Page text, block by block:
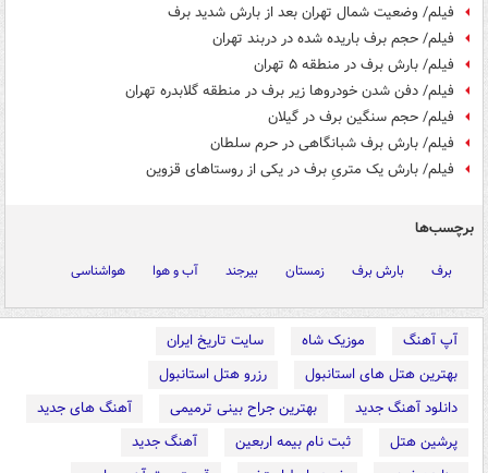
فیلم/ وضعیت شمال تهران بعد از بارش شدید برف
فیلم/ حجم برف باریده شده در دربند تهران
فیلم/ بارش برف در منطقه ۵ تهران
فیلم/ دفن شدن خودروها زیر برف در منطقه گلابدره تهران
فیلم/ حجم سنگین برف در گیلان
فیلم/ بارش برف شبانگاهی در حرم سلطان
فیلم/ بارش یک متریِ برف در یکی از روستاهای قزوین
برچسب‌ها
برف بارش برف زمستان بیرجند آب و هوا هواشناسی
آپ آهنگ موزیک شاه
سایت تاریخ ایران
بهترین هتل های استانبول
رزرو هتل استانبول
دانلود آهنگ جدید
بهترین جراح بینی ترمیمی
آهنگ های جدید
پرشین هتل
ثبت نام بیمه اربعین
آهنگ جدید